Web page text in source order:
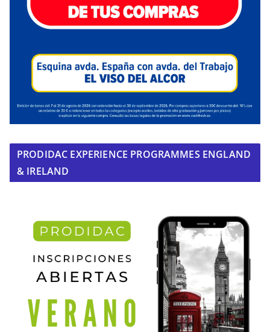
PRODIDAC EXPERIENCE PROGRAMMES ENGLAND
& IRELAND